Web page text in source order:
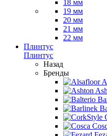
18 мм
19 мм
20 мм
21 мм
22 мм
Плинтус
Плинтус
Назад
Бренды